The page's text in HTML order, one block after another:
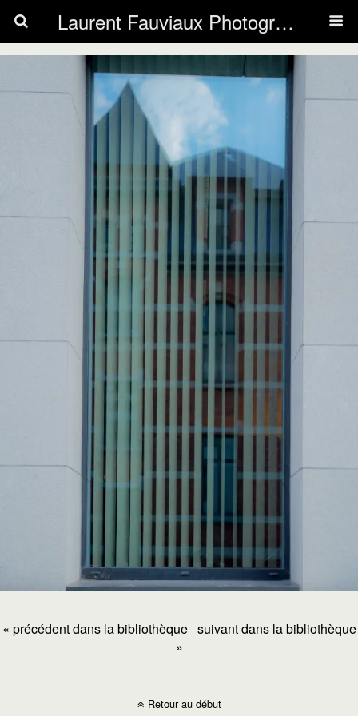
Laurent Fauviaux Photography
« précédent dans la bibliothèque suivant dans la bibliothèque
»
Retour au début